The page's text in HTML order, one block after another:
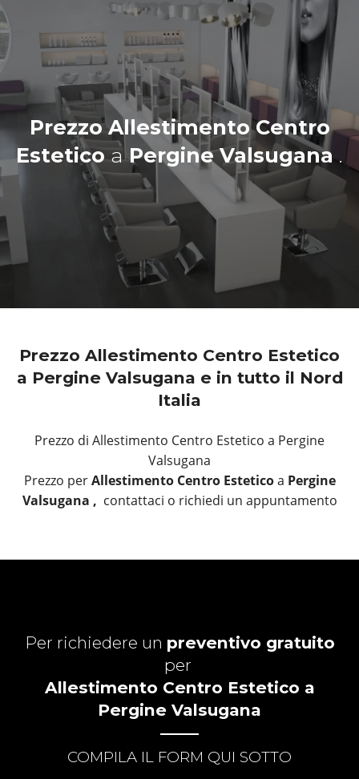
Prezzo Allestimento Centro
EsteticoaPergine Valsugana.
Prezzo Allestimento Centro Estetico
a Pergine Valsugana e in tutto il Nord
Italia
Prezzo di Allestimento Centro Estetico a Pergine
Valsugana
Prezzo perAllestimento Centro Esteticoa Pergine
Valsugana , contattaci o richiedi un appuntamento
Per richiedere un preventivo gratuito
per
Allestimento Centro Estetico a
Pergine Valsugana
COMPILA IL FORM QUI SOTTO